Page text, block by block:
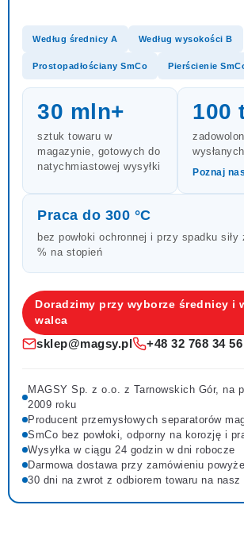
Według średnicy A Według wysokości B
Prostopadłościany SmCo Pierścienie
30 mln+
sztuk towaru w
magazynie, gotowych do
natychmiastowej wysyłki
100
Poznaj
Praca do 300 °C
bez powłoki ochronnej i przy spadku siły
% na stopień
Doradzimy przy wyborze średnicy i
walca
sklep@magsy.pl +48 32 768 34 56
MAGSY Sp. z o.o. z Tarnowskich Gór, na
2009 roku
Producent przemysłowych separatorów
SmCo bez powłoki, odporny na korozję i
Wysyłka w ciągu 24 godzin w dni robocze
Darmowa dostawa przy zamówieniu
30 dni na zwrot z odbiorem towaru na nasz